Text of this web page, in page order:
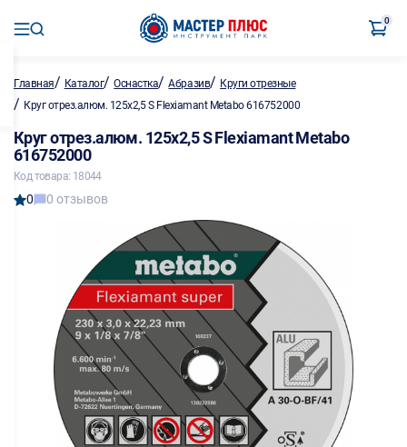
0
Главная/ Каталог/Оснастка/Абразив/ Круги отрезные
/ Круг отрез.алюм. 125х2,5 S Flexiamant Metabo 616752000
Круг отрез.алюм. 125х2,5 S Flexiamant Metabo
616752000
Код товара: 18044
0 0 отзывов